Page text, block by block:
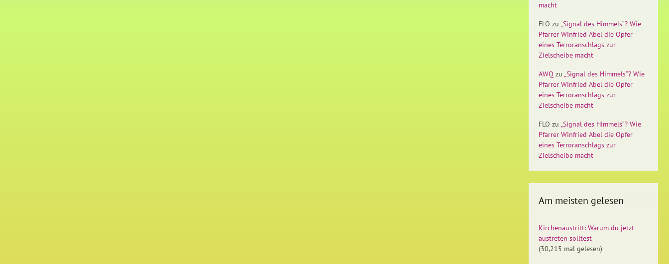
macht
FLO zu „Signal des Himmels“? Wie
Pfarrer Winfried Abel die Opfer
eines Terroranschlags zur
Zielscheibe macht
AWQ zu „Signal des Himmels“? Wie
Pfarrer Winfried Abel die Opfer
eines Terroranschlags zur
Zielscheibe macht
FLO zu „Signal des Himmels“? Wie
Pfarrer Winfried Abel die Opfer
eines Terroranschlags zur
Zielscheibe macht
Am meisten gelesen
Kirchenaustritt: Warum du jetzt
austreten solltest
(30,215 mal gelesen)